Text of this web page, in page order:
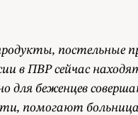
постельные
в ПВР сейчас
для беженцев
помогают